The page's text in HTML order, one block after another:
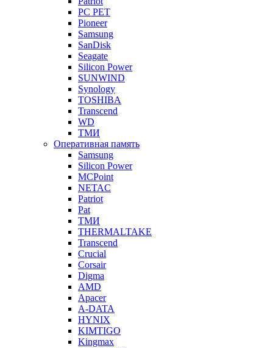
PC PET
Pioneer
Samsung
SanDisk
Seagate
Silicon Power
SUNWIND
Synology
TOSHIBA
Transcend
WD
ТМИ
Оперативная память
Samsung
Silicon Power
MCPoint
NETAC
Patriot
Pat
ТМИ
THERMALTAKE
Transcend
Crucial
Corsair
Digma
AMD
Apacer
A-DATA
HYNIX
KIMTIGO
Kingmax